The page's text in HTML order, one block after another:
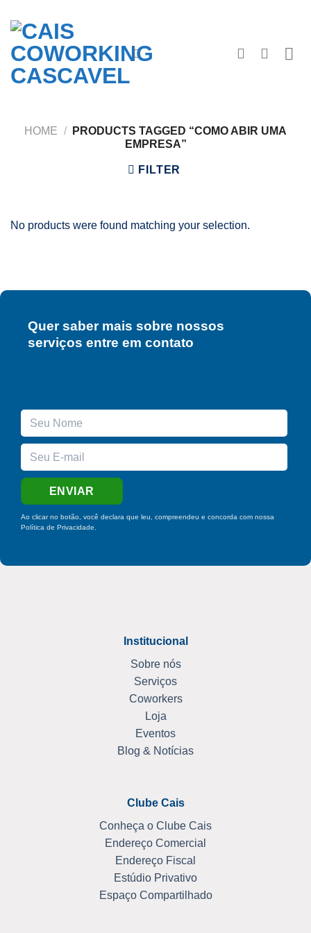
content
HOME /
PRODUCTS TAGGED “COMO ABIR UMA
EMPRESA”
FILTER
No products were found matching your selection.
Quer saber mais sobre nossos
serviços entre em contato
Ao clicar no botão, você declara que leu, compreendeu e concorda com nossa
Política de Privacidade.
Institucional
Sobre nós
Serviços
Coworkers
Loja
Eventos
Blog & Notícias
Clube Cais
Conheça o Clube Cais
Endereço Comercial
Endereço Fiscal
Estúdio Privativo
Espaço Compartilhado